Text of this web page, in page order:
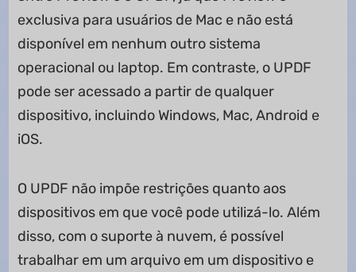
exclusiva para usuários de Mac e não está
disponível em nenhum outro sistema
operacional ou laptop. Em contraste, o UPDF
pode ser acessado a partir de qualquer
dispositivo, incluindo Windows, Mac, Android e
iOS.
O UPDF não impõe restrições quanto aos
dispositivos em que você pode utilizá-lo. Além
disso, com o suporte à nuvem, é possível
trabalhar em um arquivo em um dispositivo e